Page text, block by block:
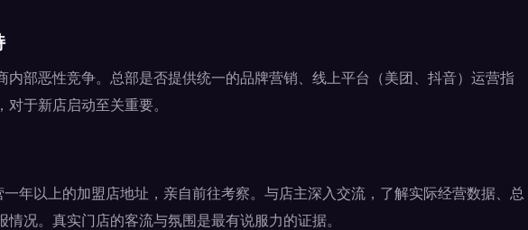
内部恶性竞争。总部是否提供统一的品牌营销、线上平台（美团、抖音）运营指
于新店启动至关重要。
年以上的加盟店地址，亲自前往考察。与店主深入交流，了解实际经营数据、总
况。真实门店的客流与氛围是最有说服力的证据。